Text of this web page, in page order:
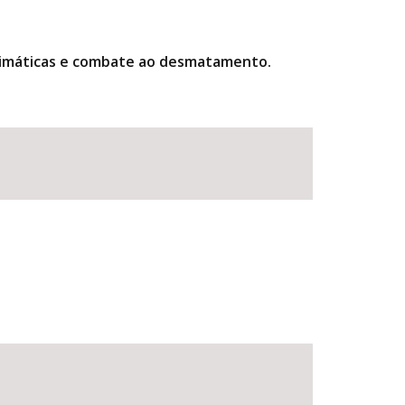
e combate ao desmatamento.